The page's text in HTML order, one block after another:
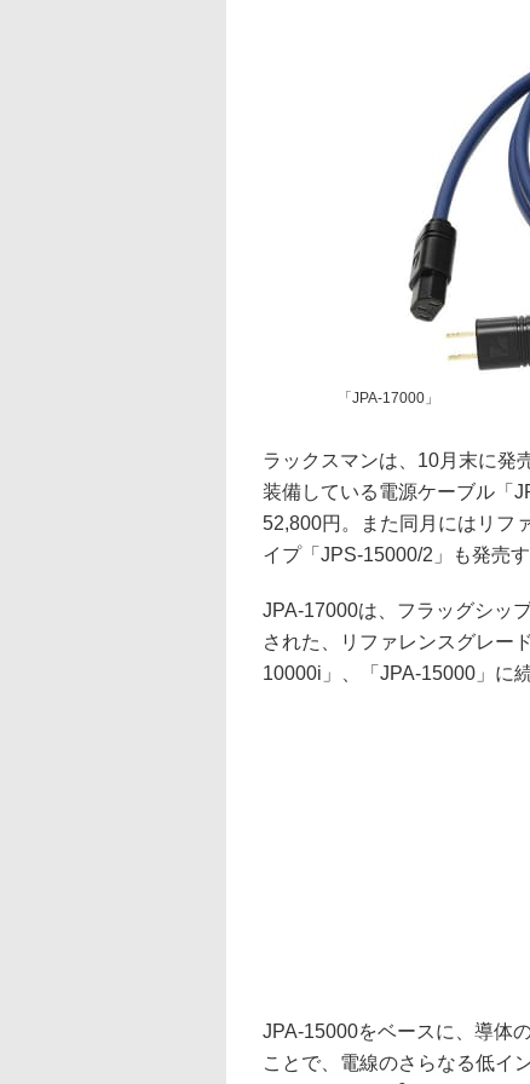
「JPA-17000」
ラックスマンは、10月末に発
装備している電源ケーブル「
52,800円。また同月にはリフ
イプ「JPS-15000/2」も発売
JPA-17000は、フラッグシッ
された、リファレンスグレー
10000i」、「JPA-15000」に
JPA-15000をベースに、導体
ことで、電線のさらなる低イ